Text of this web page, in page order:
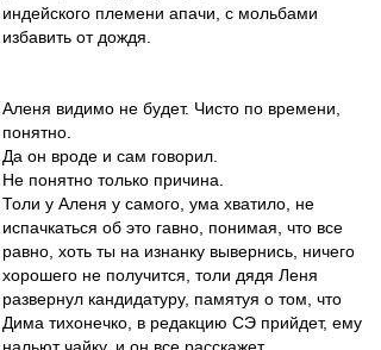
индейского племени апачи, с мольбами
избавить от дождя.
Аленя видимо не будет. Чисто по времени,
понятно.
Да он вроде и сам говорил.
Не понятно только причина.
Толи у Аленя у самого, ума хватило, не
испачкаться об это гавно, понимая, что все
равно, хоть ты на изнанку вывернись, ничего
хорошего не получится, толи дядя Леня
развернул кандидатуру, памятуя о том, что
Дима тихонечко, в редакцию СЭ прийдет, ему